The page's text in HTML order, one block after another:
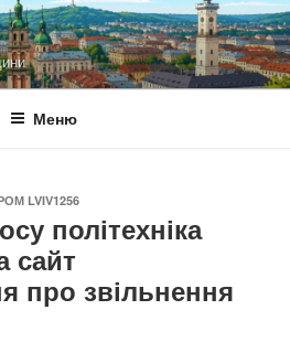
Меню
LVIV1256
політехніка
сайт
про звільнення